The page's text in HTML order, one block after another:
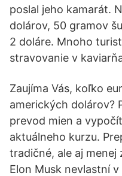
poslal jeho kamarát.
dolárov, 50 gramov
2 doláre. Mnoho
stravovanie v
Zaujíma Vás, koľko
amerických dolárov?
prevod mien a
aktuálneho kurzu.
tradičné, ale aj menej
Elon Musk nevlastní